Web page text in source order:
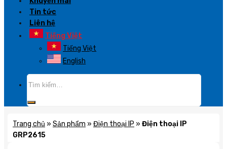
Tin tức
Liên hệ
Tiếng Việt
Tiếng Việt
English
Trang chủ » Sản phẩm » Điện thoại IP » Điện thoại IP
GRP2615